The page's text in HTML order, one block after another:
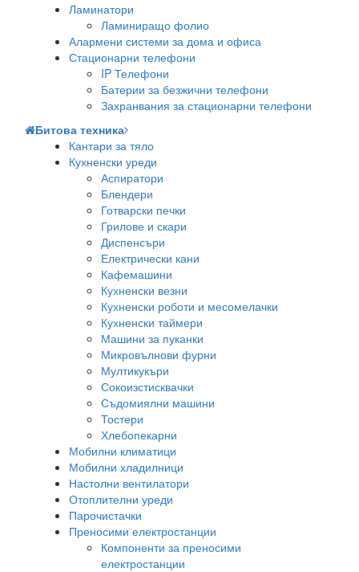
Ламинатори
Ламиниращо фолио
Алармени системи за дома и офиса
Стационарни телефони
IP Телефони
Батерии за безжични телефони
Захранвания за стационарни телефони
Битова техника
Кантари за тяло
Кухненски уреди
Аспиратори
Блендери
Готварски печки
Грилове и скари
Диспенсъри
Електрически кани
Кафемашини
Кухненски везни
Кухненски роботи и месомелачки
Кухненски таймери
Машини за пуканки
Микровълнови фурни
Мултикукъри
Сокоизстисквачки
Съдомиялни машини
Тостери
Хлебопекарни
Мобилни климатици
Мобилни хладилници
Настолни вентилатори
Отоплителни уреди
Парочистачки
Преносими електростанции
Компоненти за преносими
електростанции